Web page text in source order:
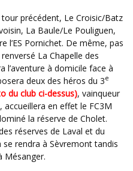
La Baule/Le Pouliguen,
l’ES Pornichet. De même, pas
La Chapelle des
l’aventure à domicile face à
deux des héros du 3e
du club ci-dessus), vainqueur
en effet le FC3M
la réserve de Cholet.
réserves de Laval et du
rendra à Sèvremont tandis
Mésanger.